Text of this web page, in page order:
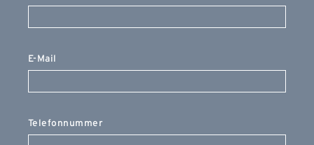
E-Mail
Telefonnummer